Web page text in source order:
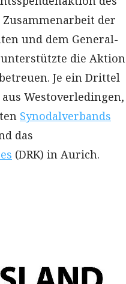
Zusammenarbeit der
und dem General-
die Aktion
Je ein Drittel
aus Westoverledingen,
Synodalverbands
das
(DRK) in Aurich.